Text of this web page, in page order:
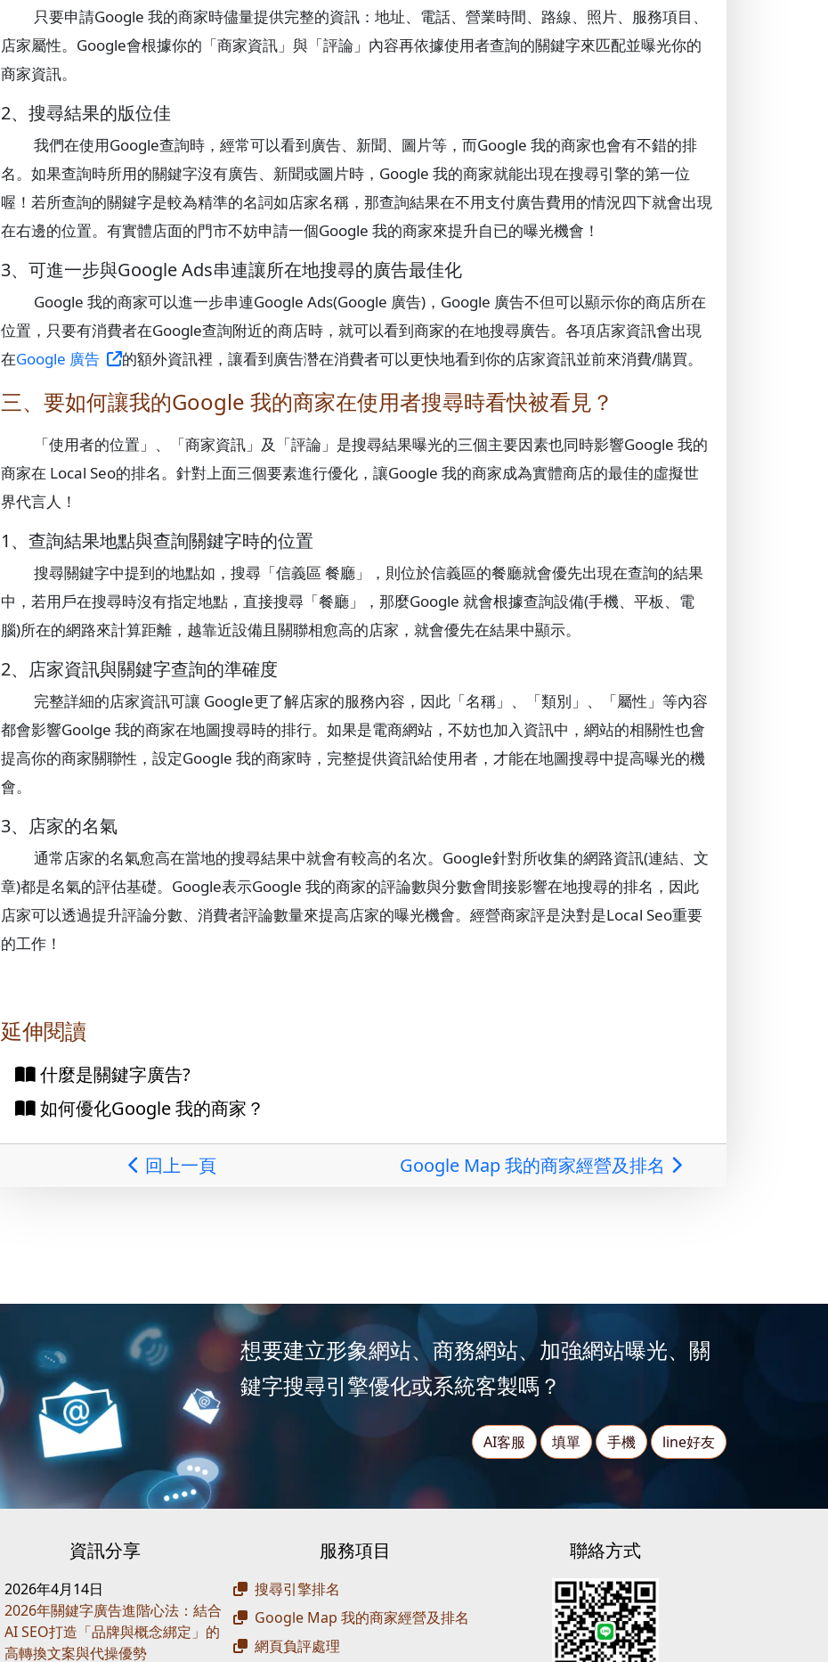
只要申請Google 我的商家時儘量提供完整的資訊：地址、電話、營業時間、路線、照片、服務項目、
店家屬性。Google會根據你的「商家資訊」與「評論」內容再依據使用者查詢的關鍵字來匹配並曝光你的
商家資訊。
2、搜尋結果的版位佳
我們在使用Google查詢時，經常可以看到廣告、新聞、圖片等，而Google 我的商家也會有不錯的排
名。如果查詢時所用的關鍵字沒有廣告、新聞或圖片時，Google 我的商家就能出現在搜尋引擎的第一位
喔！若所查詢的關鍵字是較為精準的名詞如店家名稱，那查詢結果在不用支付廣告費用的情況四下就會出現
在右邊的位置。有實體店面的門市不妨申請一個Google 我的商家來提升自已的曝光機會！
3、可進一步與Google Ads串連讓所在地搜尋的廣告最佳化
Google 我的商家可以進一步串連Google Ads(Google 廣告)，Google 廣告不但可以顯示你的商店所在
位置，只要有消費者在Google查詢附近的商店時，就可以看到商家的在地搜尋廣告。各項店家資訊會出現
在Google 廣告 的額外資訊裡，讓看到廣告濳在消費者可以更快地看到你的店家資訊並前來消費/購買。
三、要如何讓我的Google 我的商家在使用者搜尋時看快被看見？
「使用者的位置」、「商家資訊」及「評論」是搜尋結果曝光的三個主要因素也同時影響Google 我的
商家在 Local Seo的排名。針對上面三個要素進行優化，讓Google 我的商家成為實體商店的最佳的虛擬世
界代言人！
1、查詢結果地點與查詢關鍵字時的位置
搜尋關鍵字中提到的地點如，搜尋「信義區 餐廳」，則位於信義區的餐廳就會優先出現在查詢的結果
中，若用戶在搜尋時沒有指定地點，直接搜尋「餐廳」，那麼Google 就會根據查詢設備(手機、平板、電
腦)所在的網路來計算距離，越靠近設備且關聯相愈高的店家，就會優先在結果中顯示。
2、店家資訊與關鍵字查詢的準確度
完整詳細的店家資訊可讓 Google更了解店家的服務內容，因此「名稱」、「類別」、「屬性」等內容
都會影響Goolge 我的商家在地圖搜尋時的排行。如果是電商網站，不妨也加入資訊中，網站的相關性也會
提高你的商家關聯性，設定Google 我的商家時，完整提供資訊給使用者，才能在地圖搜尋中提高曝光的機
會。
3、店家的名氣
通常店家的名氣愈高在當地的搜尋結果中就會有較高的名次。Google針對所收集的網路資訊(連結、文
章)都是名氣的評估基礎。Google表示Google 我的商家的評論數與分數會間接影響在地搜尋的排名，因此
店家可以透過提升評論分數、消費者評論數量來提高店家的曝光機會。經營商家評是決對是Local Seo重要
的工作！
延伸閱讀
什麼是關鍵字廣告?
如何優化Google 我的商家？
回上一頁 Google Map 我的商家經營及排名
想要建立形象網站、商務網站、加強網站曝光、關
鍵字搜尋引擎優化或系統客製嗎？
AI客服 填單 手機 line好友
資訊分享
2026年4月14日
2026年關鍵字廣告進階心法：結合
AI SEO打造「品牌與概念綁定」的
高轉換文案與代操優勢
服務項目
搜尋引擎排名
Google Map 我的商家經營及排名
網頁負評處理
聯絡方式